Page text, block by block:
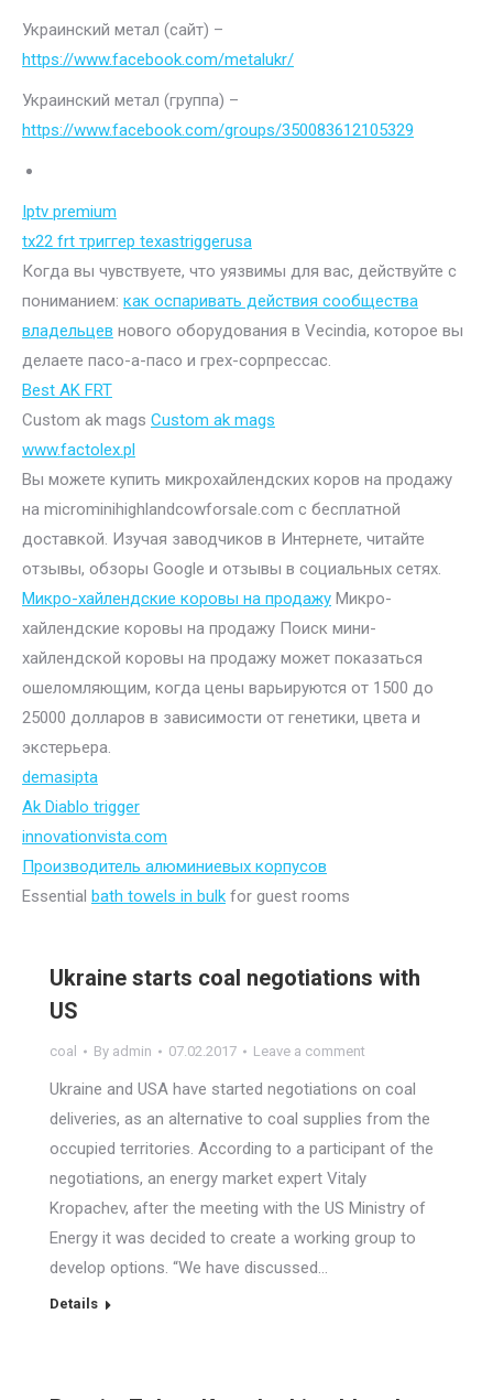
Украинский метал (сайт) –
https://www.facebook.com/metalukr/
Украинский метал (группа) –
https://www.facebook.com/groups/350083612105329
Iptv premium
tx22 frt триггер texastriggerusa
Когда вы чувствуете, что уязвимы для вас, действуйте с
пониманием: как оспаривать действия сообщества
владельцев нового оборудования в Vecindia, которое вы
делаете пасо-а-пасо и грех-сорпрессас.
Best AK FRT
Custom ak mags Custom ak mags
www.factolex.pl
Вы можете купить микрохайлендских коров на продажу
на microminihighlandcowforsale.com с бесплатной
доставкой. Изучая заводчиков в Интернете, читайте
отзывы, обзоры Google и отзывы в социальных сетях.
Микро-хайлендские коровы на продажу Микро-
хайлендские коровы на продажу Поиск мини-
хайлендской коровы на продажу может показаться
ошеломляющим, когда цены варьируются от 1500 до
25000 долларов в зависимости от генетики, цвета и
экстерьера.
demasipta
Ak Diablo trigger
innovationvista.com
Производитель алюминиевых корпусов
Essential bath towels in bulk for guest rooms
Ukraine starts coal negotiations with
US
coal By admin 07.02.2017 Leave a comment
Ukraine and USA have started negotiations on coal
deliveries, as an alternative to coal supplies from the
occupied territories. According to a participant of the
negotiations, an energy market expert Vitaly
Kropachev, after the meeting with the US Ministry of
Energy it was decided to create a working group to
develop options. “We have discussed…
Details